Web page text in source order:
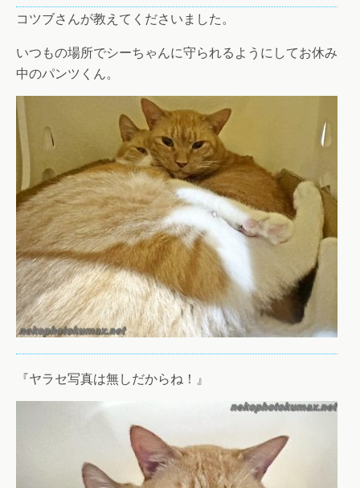
コツブさんが教えてくださいました。
いつもの場所でシーちゃんに守られるようにしてお休み
中のパンツくん。
『ヤラセ写真は無しだからね！』